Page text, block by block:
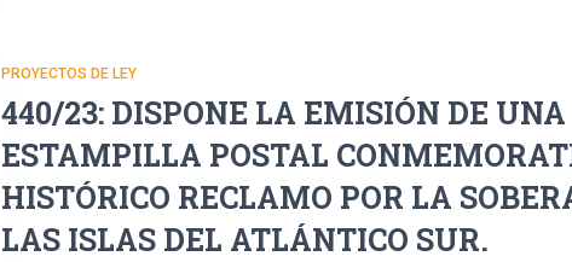
PROYECTOS DE LEY
440/23: DISPONE LA EMISIÓN DE UNA
ESTAMPILLA POSTAL
HISTÓRICO RECLAMO POR LA
LAS ISLAS DEL ATLÁNTICO SUR.